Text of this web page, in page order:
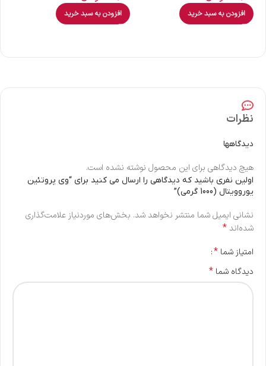
افزودن به سبد خرید افزودن به سبد خرید
نظرات
دیدگاهها
هیچ دیدگاهی برای این محصول نوشته نشده است.
اولین نفری باشید که دیدگاهی را ارسال می کنید برای “وی پروتئین
یوروویتال (1000 گرمی)”
نشانی ایمیل شما منتشر نخواهد شد. بخش‌های موردنیاز علامت‌گذاری
شده‌اند*
امتیاز شما *
دیدگاه شما *